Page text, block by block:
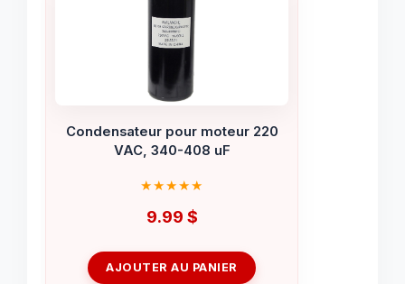
Condensateur pour moteur 220
VAC, 340-408 uF
9.99 $
AJOUTER AU PANIER